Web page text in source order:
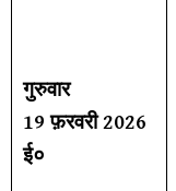
गुरुवार
19 फ़रवरी 2026
ई०